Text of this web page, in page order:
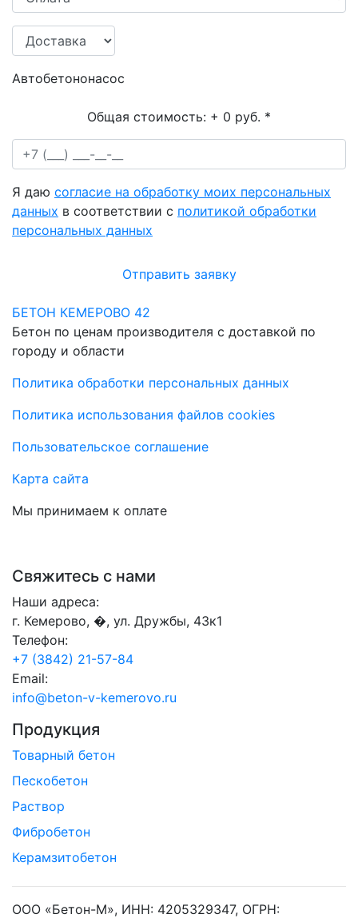
Автобетононасос
Общая стоимость: + 0 руб. *
Я даю согласие на обработку моих персональных
данных в соответствии с политикой обработки
персональных данных
Отправить заявку
БЕТОН КЕМЕРОВО 42
Бетон по ценам производителя с доставкой по
городу и области
Политика обработки персональных данных
Политика использования файлов cookies
Пользовательское соглашение
Карта сайта
Мы принимаем к оплате
Свяжитесь с нами
Наши адреса:
г. Кемерово, �, ул. Дружбы, 43к1
Телефон:
+7 (3842) 21-57-84
Email:
info@beton-v-kemerovo.ru
Продукция
Товарный бетон
Пескобетон
Раствор
Фибробетон
Керамзитобетон
ООО «Бетон-М», ИНН: 4205329347, ОГРН: